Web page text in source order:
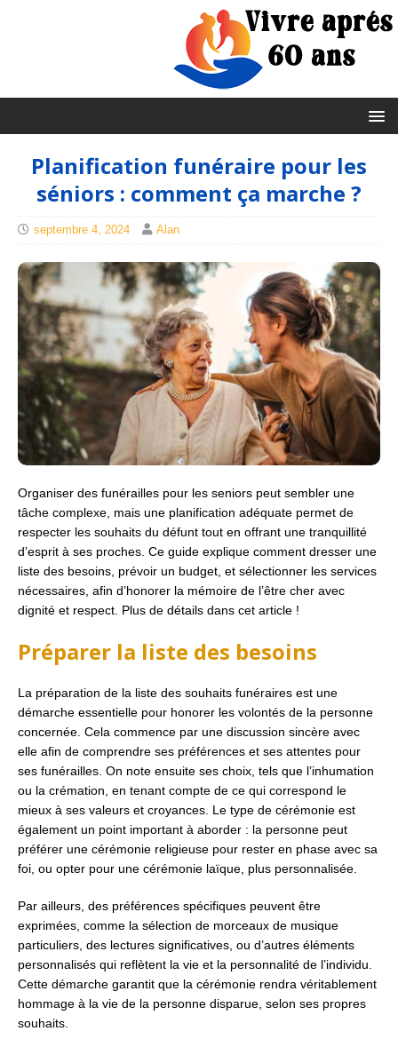
Planification funéraire pour les
séniors : comment ça marche ?
septembre 4, 2024 Alan
Organiser des funérailles pour les seniors peut sembler une
tâche complexe, mais une planification adéquate permet de
respecter les souhaits du défunt tout en offrant une tranquillité
d’esprit à ses proches. Ce guide explique comment dresser une
liste des besoins, prévoir un budget, et sélectionner les services
nécessaires, afin d’honorer la mémoire de l’être cher avec
dignité et respect. Plus de détails dans cet article !
Préparer la liste des besoins
La préparation de la liste des souhaits funéraires est une
démarche essentielle pour honorer les volontés de la personne
concernée. Cela commence par une discussion sincère avec
elle afin de comprendre ses préférences et ses attentes pour
ses funérailles. On note ensuite ses choix, tels que l’inhumation
ou la crémation, en tenant compte de ce qui correspond le
mieux à ses valeurs et croyances. Le type de cérémonie est
également un point important à aborder : la personne peut
préférer une cérémonie religieuse pour rester en phase avec sa
foi, ou opter pour une cérémonie laïque, plus personnalisée.
Par ailleurs, des préférences spécifiques peuvent être
exprimées, comme la sélection de morceaux de musique
particuliers, des lectures significatives, ou d’autres éléments
personnalisés qui reflètent la vie et la personnalité de l’individu.
Cette démarche garantit que la cérémonie rendra véritablement
hommage à la vie de la personne disparue, selon ses propres
souhaits.